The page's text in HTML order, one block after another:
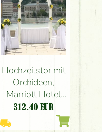
Hochzeitstor mit
Orchideen,
Marriott Hotel
Budapest (gelbe
Lilien, Orchideen)
312.40 EUR